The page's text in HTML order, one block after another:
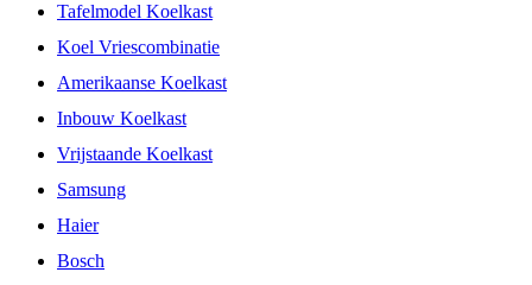
Tafelmodel Koelkast
Koel Vriescombinatie
Amerikaanse Koelkast
Inbouw Koelkast
Vrijstaande Koelkast
Samsung
Haier
Bosch